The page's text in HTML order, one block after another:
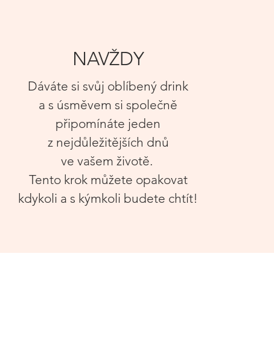
NAVŽDY
Dáváte si svůj oblíbený drink
a s úsměvem si společně
připomínáte jeden
z nejdůležitějších dnů
ve vašem životě.
Tento krok můžete opakovat
kdykoli a s kýmkoli budete chtít!